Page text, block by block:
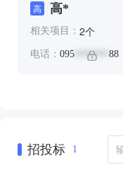
高 高*
相关项目： 2个
电话： 095 ******* 88
招投标 1